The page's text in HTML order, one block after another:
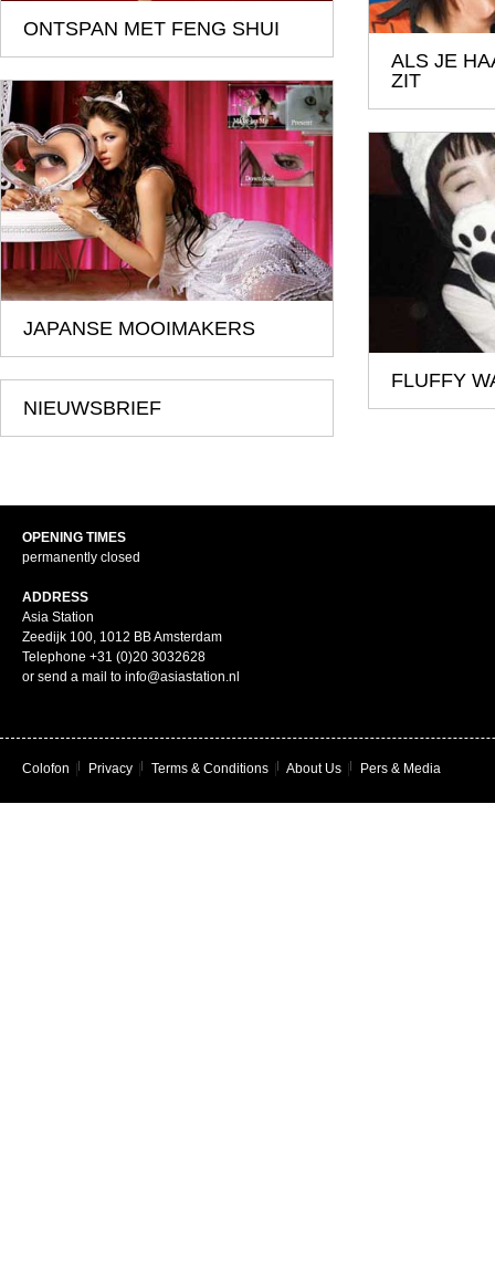
ONTSPAN MET FENG SHUI
ALS JE
ZIT
JAPANSE MOOIMAKERS
FLUFFY
NIEUWSBRIEF
OPENING TIMES
permanently closed
ADDRESS
Asia Station
Zeedijk 100, 1012 BB Amsterdam
Telephone +31 (0)20 3032628
or send a mail to info@asiastation.nl
Colofon Privacy Terms & Conditions About Us Pers & Media